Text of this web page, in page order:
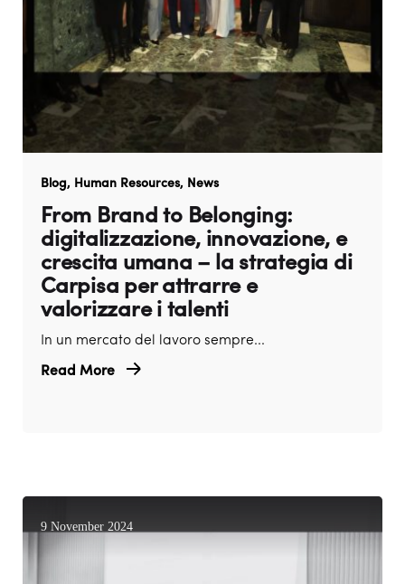
Blog Human Resources News
From Brand to Belonging:
digitalizzazione, innovazione, e
crescita umana – la strategia di
Carpisa per attrarre e
valorizzare i talenti
In un mercato del lavoro sempre...
Read More
9 November 2024